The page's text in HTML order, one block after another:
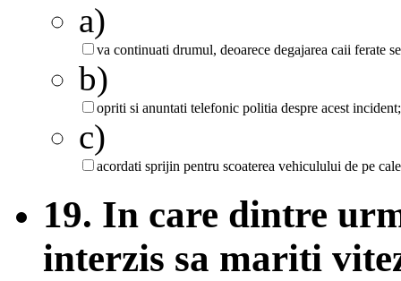
a)
va continuati drumul, deoarece degajarea caii ferate
b)
opriti si anuntati telefonic politia despre acest incident;
c)
acordati sprijin pentru scoaterea vehiculului de pe
19. In care dintre
interzis sa mariti